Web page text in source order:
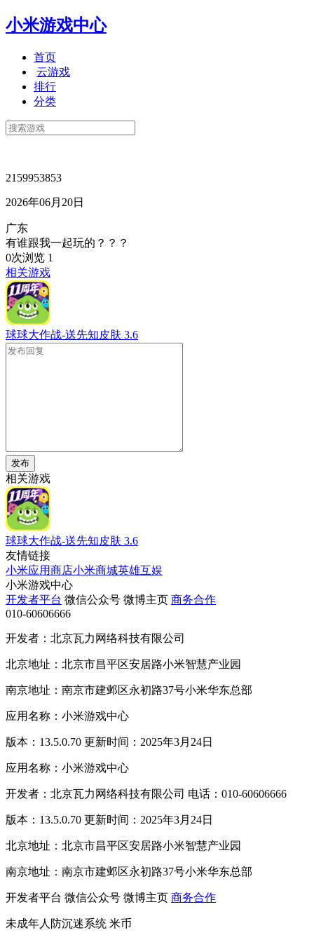
小米游戏中心
首页
云游戏
排行
分类
2159953853
2026年06月20日
广东
有谁跟我一起玩的？？？
0次浏览 1
相关游戏
球球大作战-送先知皮肤 3.6
发布
相关游戏
球球大作战-送先知皮肤 3.6
友情链接
小米应用商店小米商城英雄互娱
小米游戏中心
开发者平台 微信公众号 微博主页 商务合作
010-60606666
开发者：北京瓦力网络科技有限公司
北京地址：北京市昌平区安居路小米智慧产业园
南京地址：南京市建邺区永初路37号小米华东总部
应用名称：小米游戏中心
版本：13.5.0.70 更新时间：2025年3月24日
应用名称：小米游戏中心
开发者：北京瓦力网络科技有限公司 电话：010-60606666
版本：13.5.0.70 更新时间：2025年3月24日
北京地址：北京市昌平区安居路小米智慧产业园
南京地址：南京市建邺区永初路37号小米华东总部
开发者平台 微信公众号 微博主页 商务合作
未成年人防沉迷系统 米币